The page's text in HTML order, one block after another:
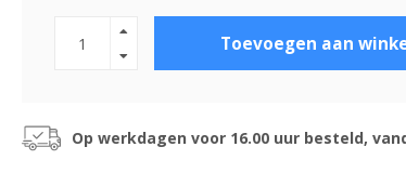
Toevoegen aan
Op werkdagen voor 16.00 uur besteld,